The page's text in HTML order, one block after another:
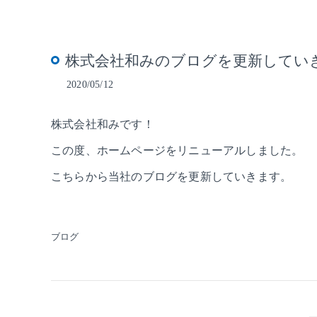
株式会社和みのブログを更新してい
2020/05/12
株式会社和みです！
この度、ホームページをリニューアルしました。
こちらから当社のブログを更新していきます。
ブログ